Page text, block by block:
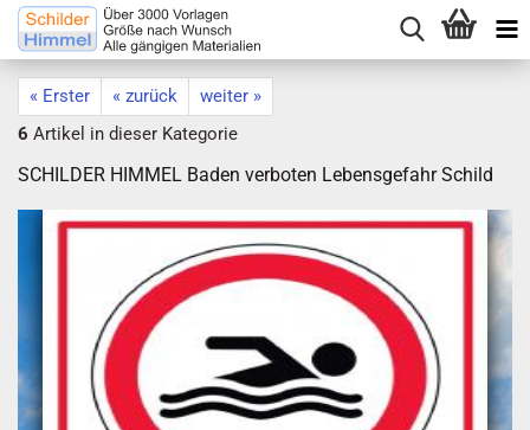
« Erster « zurück
weiter »
6 Artikel in dieser Kategorie
SCHILDER HIMMEL Baden verboten Lebensgefahr Schild